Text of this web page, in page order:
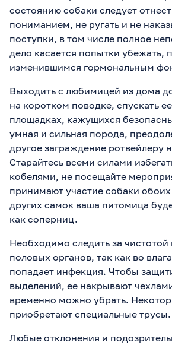
состоянию собаки следует
пониманием, не ругать и не
поступки, в том числе полное
дело касается попытки убежать,
изменившимся гормональным
Выходить с любимицей из дома
на коротком поводке, спускать
площадках, кажущихся
умная и сильная порода,
другое заграждение ротвейлеру
Старайтесь всеми силами
кобелями, не посещайте
принимают участие собаки
других самок ваша питомица
как соперниц.
Необходимо следить за
половых органов, так как во
попадает инфекция. Чтобы
выделений, ее накрывают
временно можно убрать.
приобретают специальные трусы.
Любые отклонения и